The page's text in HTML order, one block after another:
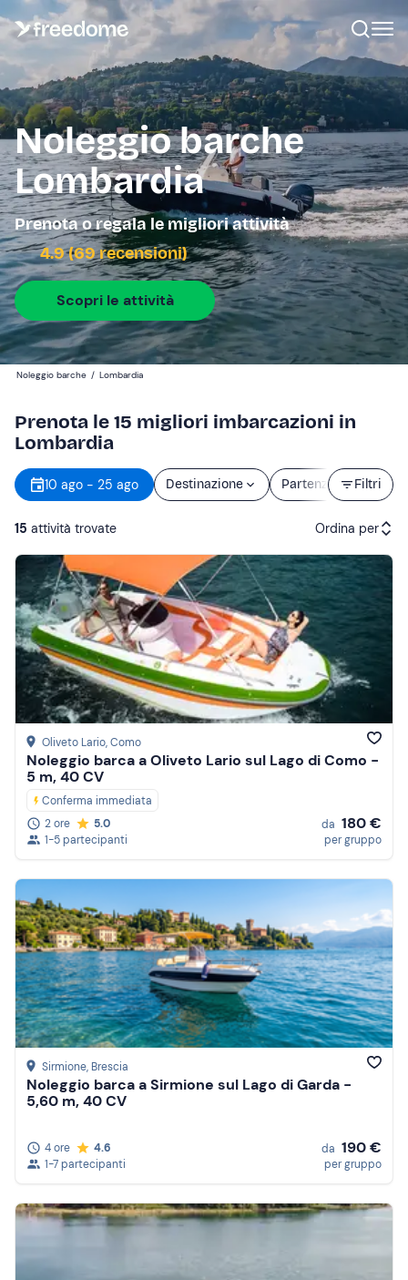
Noleggio barche
Lombardia
Prenota o regala le migliori attività
4.9 (69 recensioni)
Scopri le attività
Noleggio barche / Lombardia
Prenota le 15 migliori imbarcazioni in
Lombardia
Filtri
10 ago - 25 ago Destinazione Partenza
15 attività trovate Ordina per
Attività consigliate
Prezzo (crescente)
Prezzo (decrescente)
Recensioni
Oliveto Lario, Como
Noleggio barca a Oliveto Lario sul Lago di Como -
5 m, 40 CV
Conferma immediata
2 ore
5.0
1-5 partecipanti
da 180 €
per gruppo
Sirmione, Brescia
Noleggio barca a Sirmione sul Lago di Garda -
5,60 m, 40 CV
4 ore
4.6
1-7 partecipanti
da 190 €
per gruppo